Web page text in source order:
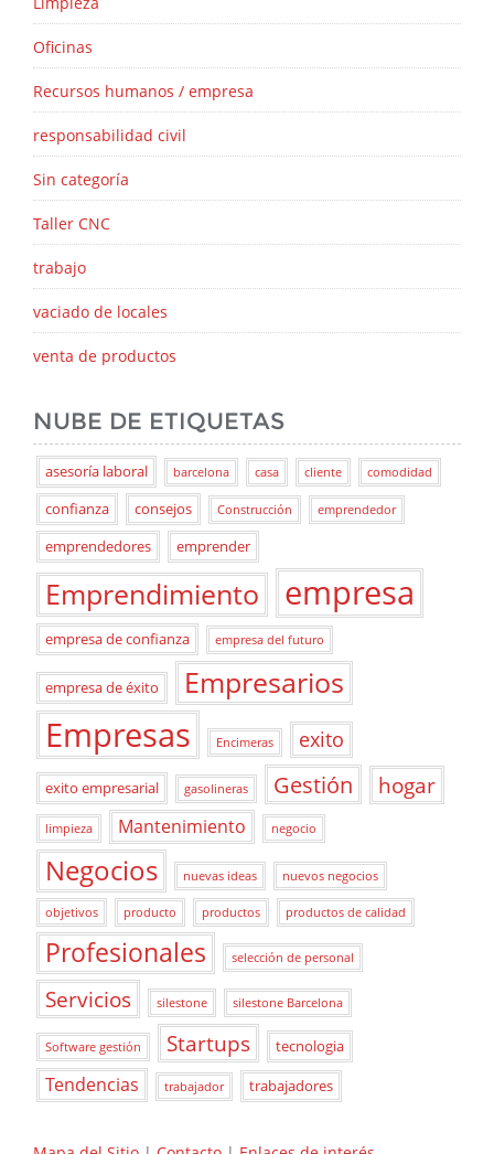
Oficinas
Recursos humanos / empresa
responsabilidad civil
Sin categoría
Taller CNC
trabajo
vaciado de locales
venta de productos
NUBE DE ETIQUETAS
asesoría laboral barcelona casa cliente comodidad
confianza consejos Construcción emprendedor
emprendedores emprender
Emprendimiento empresa
empresa de confianza empresa del futuro
empresa de éxito Empresarios
Empresas Encimeras exito
exito empresarial gasolineras Gestión hogar
limpieza Mantenimiento negocio
Negocios nuevas ideas nuevos negocios
objetivos producto productos productos de calidad
Profesionales selección de personal
Servicios silestone silestone Barcelona
Software gestión Startups tecnologia
Tendencias trabajador trabajadores